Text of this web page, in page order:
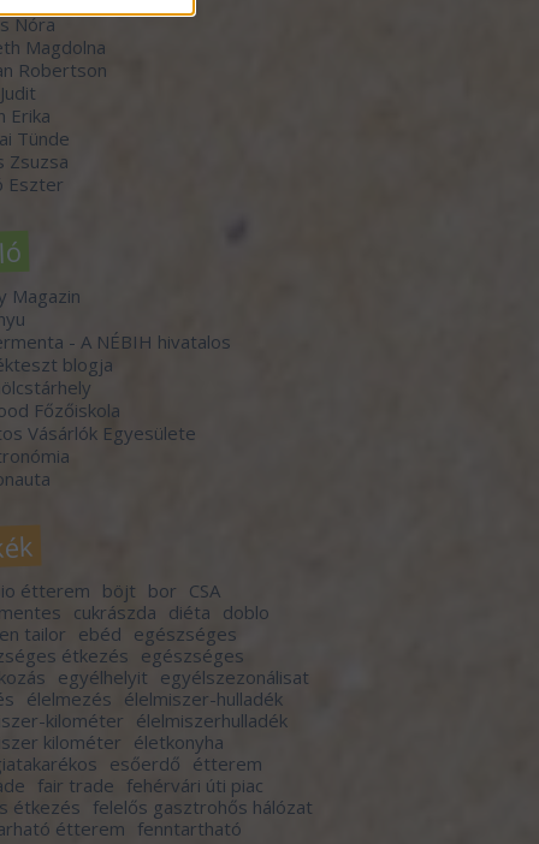
Nóra
Magdolna
Robertson
Erika
Tünde
Zsuzsa
Eszter
Magazin
- A NÉBIH hivatalos
blogja
Főzőiskola
Vásárlók Egyesülete
étterem böjt bor CSA
cukrászda diéta doblo
tailor
ebéd egészséges
étkezés egészséges
egyélhelyit egyélszezonálisat
élelmezés élelmiszer-hulladék
kilométer
élelmiszerhulladék
kilométer
életkonyha
esőerdő étterem
fair trade fehérvári úti piac
étkezés
felelős gasztrohős hálózat
étterem
fenntartható